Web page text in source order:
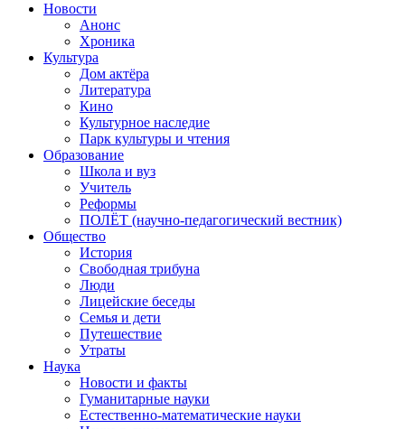
Новости
Анонс
Хроника
Культура
Дом актёра
Литература
Кино
Культурное наследие
Парк культуры и чтения
Образование
Школа и вуз
Учитель
Реформы
ПОЛЁТ (научно-педагогический вестник)
Общество
История
Свободная трибуна
Люди
Лицейские беседы
Семья и дети
Путешествие
Утраты
Наука
Новости и факты
Гуманитарные науки
Естественно-математические науки